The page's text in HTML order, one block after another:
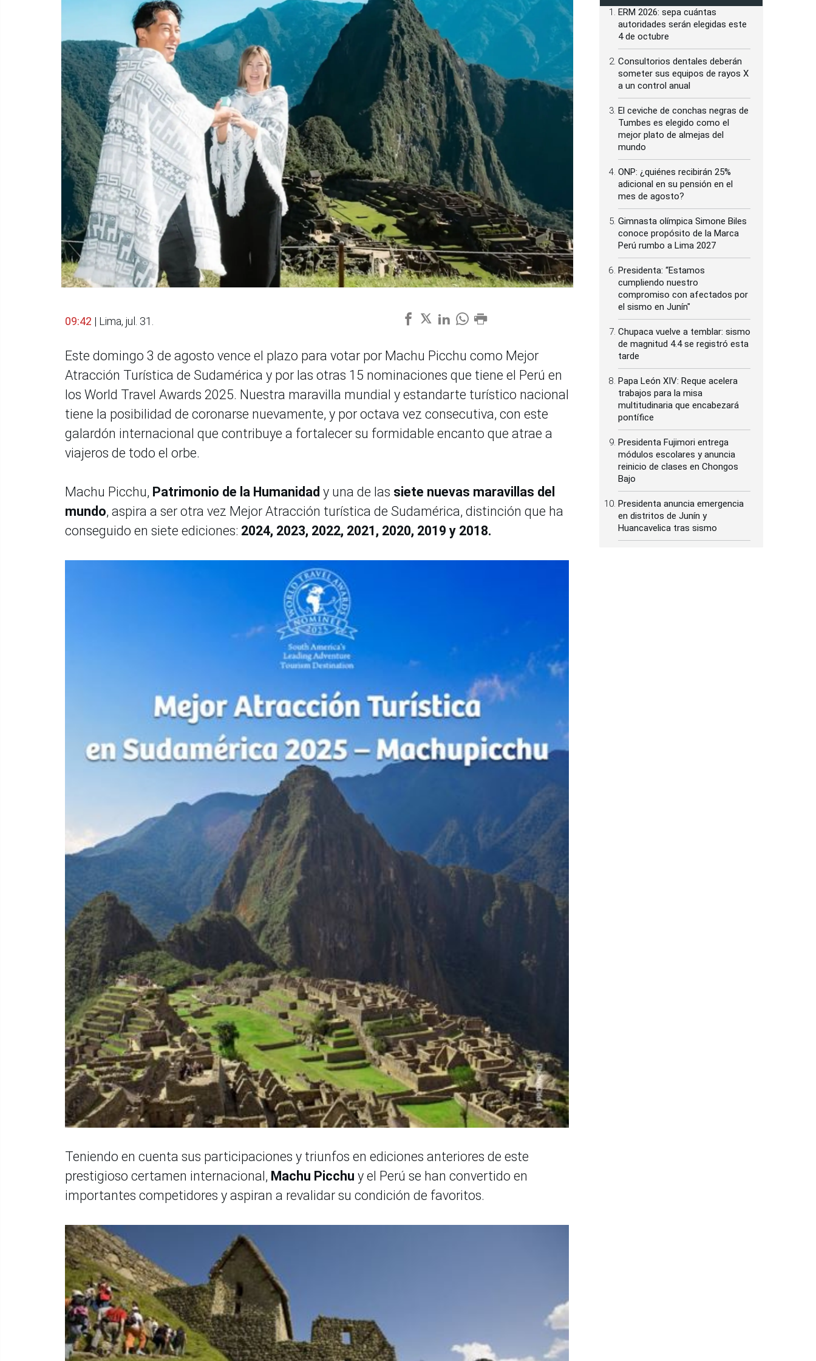
09:42 | Lima, jul. 31.
Este domingo 3 de agosto vence el plazo para votar por Machu Picchu como Mejor
Atracción Turística de Sudamérica y por las otras 15 nominaciones que tiene el Perú en
los World Travel Awards 2025. Nuestra maravilla mundial y estandarte turístico nacional
tiene la posibilidad de coronarse nuevamente, y por octava vez consecutiva, con este
galardón internacional que contribuye a fortalecer su formidable encanto que atrae a
viajeros de todo el orbe.
Machu Picchu, Patrimonio de la Humanidad y una de las siete nuevas maravillas del
mundo, aspira a ser otra vez Mejor Atracción turística de Sudamérica, distinción que ha
conseguido en siete ediciones: 2024, 2023, 2022, 2021, 2020, 2019 y 2018.
Teniendo en cuenta sus participaciones y triunfos en ediciones anteriores de este
prestigioso certamen internacional, Machu Picchu y el Perú se han convertido en
importantes competidores y aspiran a revalidar su condición de favoritos.
ERM 2026: sepa cuántas
autoridades serán elegidas este
4 de octubre
Consultorios dentales deberán
someter sus equipos de rayos X
a un control anual
El ceviche de conchas negras de
Tumbes es elegido como el
mejor plato de almejas del
mundo
ONP: ¿quiénes recibirán 25%
adicional en su pensión en el
mes de agosto?
Gimnasta olímpica Simone Biles
conoce propósito de la Marca
Perú rumbo a Lima 2027
Presidenta: “Estamos
cumpliendo nuestro
compromiso con afectados por
el sismo en Junín"
Chupaca vuelve a temblar: sismo
de magnitud 4.4 se registró esta
tarde
Papa León XIV: Reque acelera
trabajos para la misa
multitudinaria que encabezará
pontífice
Presidenta Fujimori entrega
módulos escolares y anuncia
reinicio de clases en Chongos
Bajo
Presidenta anuncia emergencia
en distritos de Junín y
Huancavelica tras sismo